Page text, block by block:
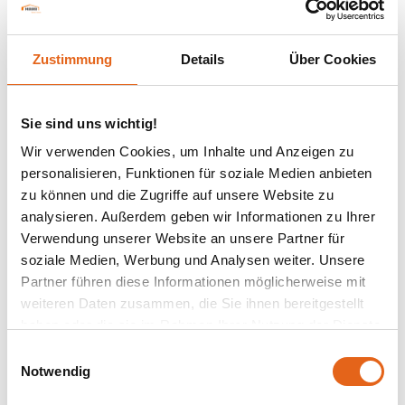
Zustimmung Details Über Cookies
Sie sind uns wichtig!
Wir verwenden Cookies, um Inhalte und Anzeigen zu
personalisieren, Funktionen für soziale Medien anbieten
zu können und die Zugriffe auf unsere Website zu
analysieren. Außerdem geben wir Informationen zu Ihrer
Verwendung unserer Website an unsere Partner für
soziale Medien, Werbung und Analysen weiter. Unsere
Partner führen diese Informationen möglicherweise mit
weiteren Daten zusammen, die Sie ihnen bereitgestellt
Bitte beachten Sie, dass einige der Partner auch Daten in
Notwendig
Sie haben mehr
Interesse an einen
Wohnbau?
Dann blättern Sie durch
folgenden Katalog!